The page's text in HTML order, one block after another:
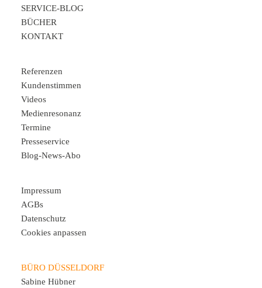
SERVICE-BLOG
BÜCHER
KONTAKT
Referenzen
Kundenstimmen
Videos
Medienresonanz
Termine
Presseservice
Blog-News-Abo
Impressum
AGBs
Datenschutz
Cookies anpassen
BÜRO DÜSSELDORF
Sabine Hübner